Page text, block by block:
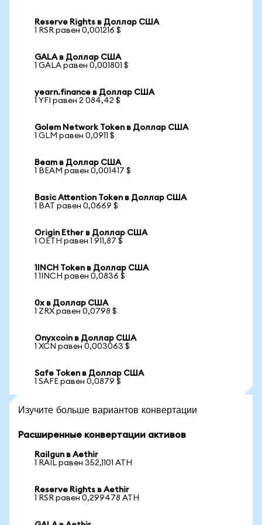
Reserve Rights в Доллар США
1 RSR равен 0,001216 $
GALA в Доллар США
1 GALA равен 0,001801 $
yearn.finance в Доллар США
1 YFI равен 2 084,42 $
Golem Network Token в Доллар США
1 GLM равен 0,0911 $
Beam в Доллар США
1 BEAM равен 0,001417 $
Basic Attention Token в Доллар США
1 BAT равен 0,0669 $
Origin Ether в Доллар США
1 OETH равен 1 911,87 $
1INCH Token в Доллар США
1 1INCH равен 0,0836 $
0x в Доллар США
1 ZRX равен 0,0798 $
Onyxcoin в Доллар США
1 XCN равен 0,003063 $
Safe Token в Доллар США
1 SAFE равен 0,0879 $
Изучите больше вариантов конвертации
Расширенные конвертации активов
Railgun в Aethir
1 RAIL равен 352,1101 ATH
Reserve Rights в Aethir
1 RSR равен 0,299478 ATH